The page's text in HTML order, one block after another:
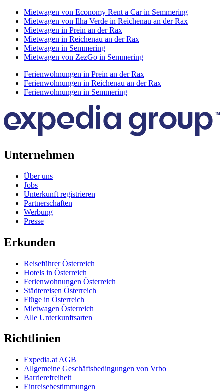
Mietwagen von Economy Rent a Car in Semmering
Mietwagen von Ilha Verde in Reichenau an der Rax
Mietwagen in Prein an der Rax
Mietwagen in Reichenau an der Rax
Mietwagen in Semmering
Mietwagen von ZezGo in Semmering
Ferienwohnungen in Prein an der Rax
Ferienwohnungen in Reichenau an der Rax
Ferienwohnungen in Semmering
Unternehmen
Über uns
Jobs
Unterkunft registrieren
Partnerschaften
Werbung
Presse
Erkunden
Reiseführer Österreich
Hotels in Österreich
Ferienwohnungen Österreich
Städtereisen Österreich
Flüge in Österreich
Mietwagen Österreich
Alle Unterkunftsarten
Richtlinien
Expedia.at AGB
Allgemeine Geschäftsbedingungen von Vrbo
Barrierefreiheit
Einreisebestimmungen